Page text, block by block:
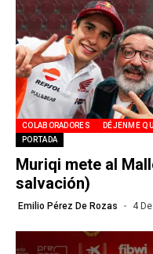
COLABORADORES DÉJENME
PORTADA
Muriqi mete al
salvación)
Emilio Pérez De Rozas 4